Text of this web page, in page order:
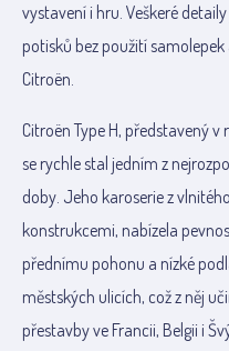
vystavení i hru. Veškeré
potisků bez použití
Citroën.
Citroën Type H, představený
se rychle stal jedním z
doby. Jeho karoserie z
konstrukcemi, nabízela
přednímu pohonu a nízké
městských ulicích, což z něj
přestavby ve Francii, Belgii i